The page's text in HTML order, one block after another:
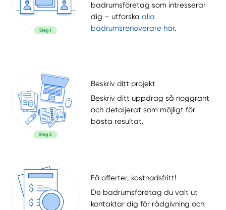
badrumsföretag som intresserar
dig – utforskaalla
badrumsrenoverare här.
Beskriv ditt projekt
Beskriv ditt uppdrag så noggrant
och detaljerat som möjligt för
bästa resultat.
Få offerter, kostnadsfritt!
De badrumsföretag du valt ut
kontaktar dig för rådgivning och